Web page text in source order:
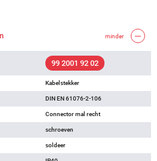
minder
99 2001 92 02
Kabelstekker
DIN EN 61076-2-106
Connector mal recht
schroeven
soldeer